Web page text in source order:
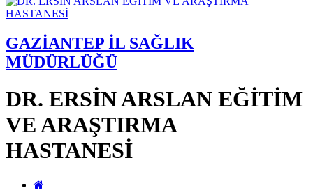
GAZİANTEP İL SAĞLIK
MÜDÜRLÜĞÜ
DR. ERSİN ARSLAN EĞİTİM
VE ARAŞTIRMA
HASTANESİ